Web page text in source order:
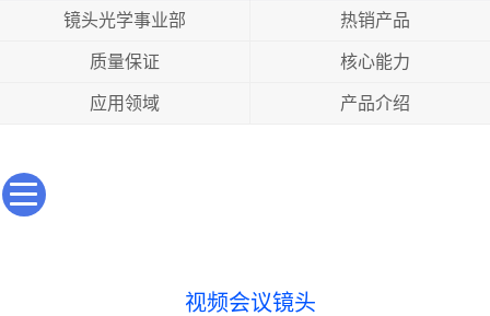
镜头光学事业部 热销产品
质量保证 核心能力
应用领域 产品介绍
视频会议镜头